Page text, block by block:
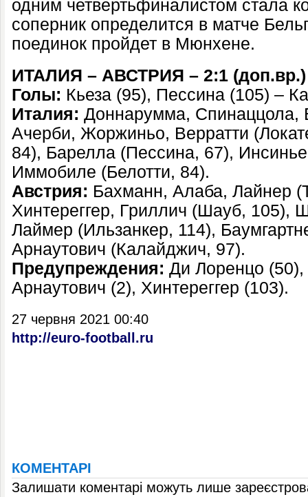
одним четвертьфиналистом стала
соперник определится в матче
поединок пройдет в Мюнхене.
ИТАЛИЯ – АВСТРИЯ – 2:1 (доп.вр.)
Голы: Кьеза (95), Пессина (105) –
Италия: Доннарумма, Спинаццола,
Ачерби, Жоржиньо, Верратти
84), Барелла (Пессина, 67),
Иммобиле (Белотти, 84).
Австрия: Бахманн, Алаба, Лайнер
Хинтереггер, Гриллич (Шауб, 105),
Лаймер (Ильзанкер, 114),
Арнаутович (Калайджич, 97).
Предупреждения: Ди Лоренцо
Арнаутович (2), Хинтереггер (103).
27 червня 2021 00:40
http://euro-football.ru
КОМЕНТАРІ
Залишати коментарі можуть лише